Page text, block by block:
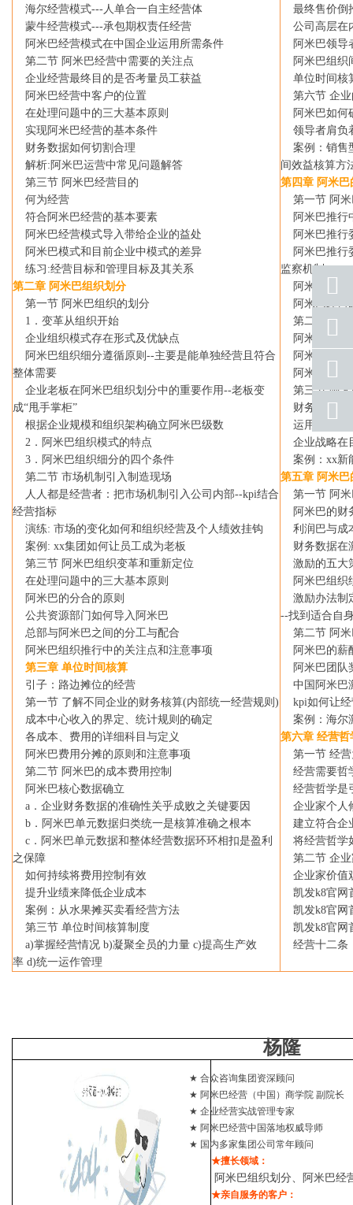
海尔经营模式---人单合一自主经营体
蒙牛经营模式---承包期权责任经营
阿米巴经营模式在中国企业运用所需条件
第二节 阿米巴经营中需要的关注点
企业经营最终目的是否考量员工获益
阿米巴经营中客户的位置
在处理问题中的三大基本原则
实现阿米巴经营的基本条件
财务数据如何切割合理
解析: 阿米巴运营中常见问题解答
第三节 阿米巴经营目的
何为经营
符合阿米巴经营的基本要素
阿米巴经营模式导入带给企业的益处
阿米巴模式和目前企业中模式的差异
练习 :经营目标和管理目标及其关系
第二章 阿米巴组织划分
第一节 阿米巴组织的划分
1 ．变革从组织开始
企业组织模式存在形式及优缺点
阿米巴组织细分遵循原则 --主要是能单独经营且符合
整体需要
企业老板在阿米巴组织划分中的重要作用--老板变
成“甩手掌柜”
根据企业规模和组织架构确立阿米巴级数
2 ．阿米巴组织模式的特点
3 ．阿米巴组织细分的四个条件
第二节 市场机制引入制造现场
人人都是经营者：把市场机制引入公司内部--kpi结合
经营指标
演练: 市场的变化如何和组织经营及个人绩效挂钩
案例 : xx集团如何让员工成为老板
第三节 阿米巴组织变革和重新定位
在处理问题中的三大基本原则
阿米巴的分合的原则
公共资源部门如何导入阿米巴
总部与阿米巴之间的分工与配合
阿米巴组织推行中的关注点和注意事项
第三章 单位时间核算
引子：路边摊位的经营
第一节 了解不同企业的财务核算(内部统一经营规则 )
成本中心收入的界定、统计规则的确定
各成本、费用的详细科目与定义
阿米巴费用分摊的原则和注意事项
第二节 阿米巴的成本费用控制
阿米巴核心数据确立
a ．企业财务数据的准确性关乎成败之关键要因
b ．阿米巴单元数据归类统一是核算准确之根本
c ．阿米巴单元数据和整体经营数据环环相扣是盈利
之保障
如何持续将费用控制有效
提升业绩来降低企业成本
案例：从水果摊买卖看经营方法
第三节 单位时间核算制度
a)掌握经营情况 b)凝聚全员的力量 c)提高生产效
率 d)统一运作管理
最终售价倒
公司高层在
阿米巴领导
阿米巴组织
单位时间核
第六节 企业
阿米巴如何
领导者肩负
案例：销售
间效益核算方
第四章 阿米巴
第一节 阿米
阿米巴推行
阿米巴推行
阿米巴推行
监察机制
阿米巴单位
阿米巴经营
第二节 阿米
阿米巴人才
阿米巴负责
阿米巴负责
第三节 阿米
财务历史数
运用
企业战略在
案例： xx新
第五章 阿米巴
第一节 阿米
阿米巴的财
利润巴与成
财务数据在
激励的五大
阿米巴组织
激励办法制
--找到适合自
第二节 阿米
阿米巴的薪
阿米巴团队
中国阿米巴
kpi如何让
案例：海尔
第六章 经营哲
第一节 经营
经营需要哲
经营哲学是
企业家个人
建立符合企
将经营哲学
第二节 企业
企业家价值
凯发k8官网
凯发k8官网
凯发k8官网
经营十二条
杨隆
★ 合众咨询集团资深顾问
★ 阿米巴经营（中国）商学院 副院长
★ 企业经营实战管理专家
★ 阿米巴经营中国落地权威导师
★ 国内多家集团公司常年顾问
★擅长领域：
阿米巴组织划分、阿米巴经
★亲自服务的客户：
座机
号码
手机
号码
qq
联系
返回
顶部